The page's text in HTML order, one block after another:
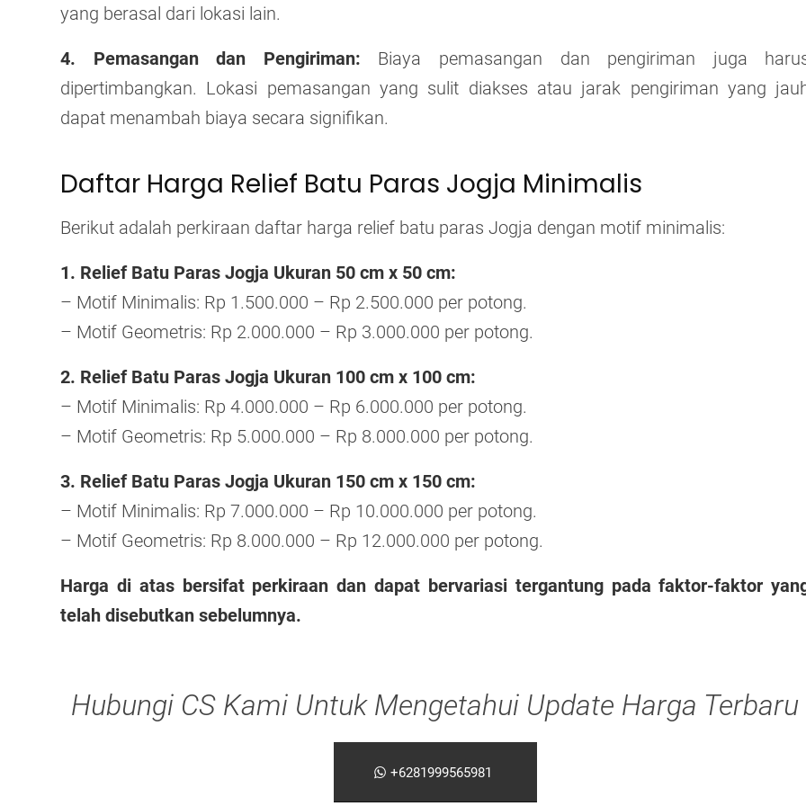
yang berasal dari lokasi lain.
4. Pemasangan dan Pengiriman: Biaya pemasangan dan pengiriman juga
dipertimbangkan. Lokasi pemasangan yang sulit diakses atau jarak pengiriman yang
dapat menambah biaya secara signifikan.
Daftar Harga Relief Batu Paras Jogja Minimalis
Berikut adalah perkiraan daftar harga relief batu paras Jogja dengan motif minimalis:
1. Relief Batu Paras Jogja Ukuran 50 cm x 50 cm:
– Motif Minimalis: Rp 1.500.000 – Rp 2.500.000 per potong.
– Motif Geometris: Rp 2.000.000 – Rp 3.000.000 per potong.
2. Relief Batu Paras Jogja Ukuran 100 cm x 100 cm:
– Motif Minimalis: Rp 4.000.000 – Rp 6.000.000 per potong.
– Motif Geometris: Rp 5.000.000 – Rp 8.000.000 per potong.
3. Relief Batu Paras Jogja Ukuran 150 cm x 150 cm:
– Motif Minimalis: Rp 7.000.000 – Rp 10.000.000 per potong.
– Motif Geometris: Rp 8.000.000 – Rp 12.000.000 per potong.
Harga di atas bersifat perkiraan dan dapat bervariasi tergantung pada faktor-faktor
telah disebutkan sebelumnya.
Hubungi CS Kami Untuk Mengetahui Update Harga Terbaru
+6281999565981